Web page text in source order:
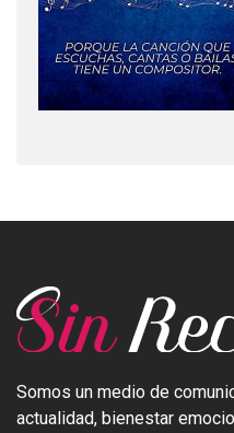
Somos un medio de
actualidad, bienestar